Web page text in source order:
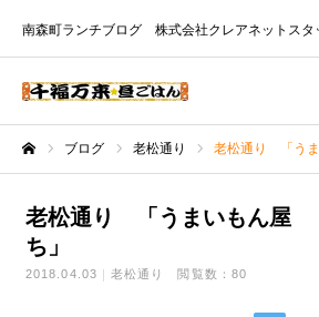
南森町ランチブログ 株式会社クレアネットスタ
ブログ 老松通り 老松通り 「うま
老松通り 「うまいもん屋
ち」
2018.04.03 老松通り 閲覧数：80